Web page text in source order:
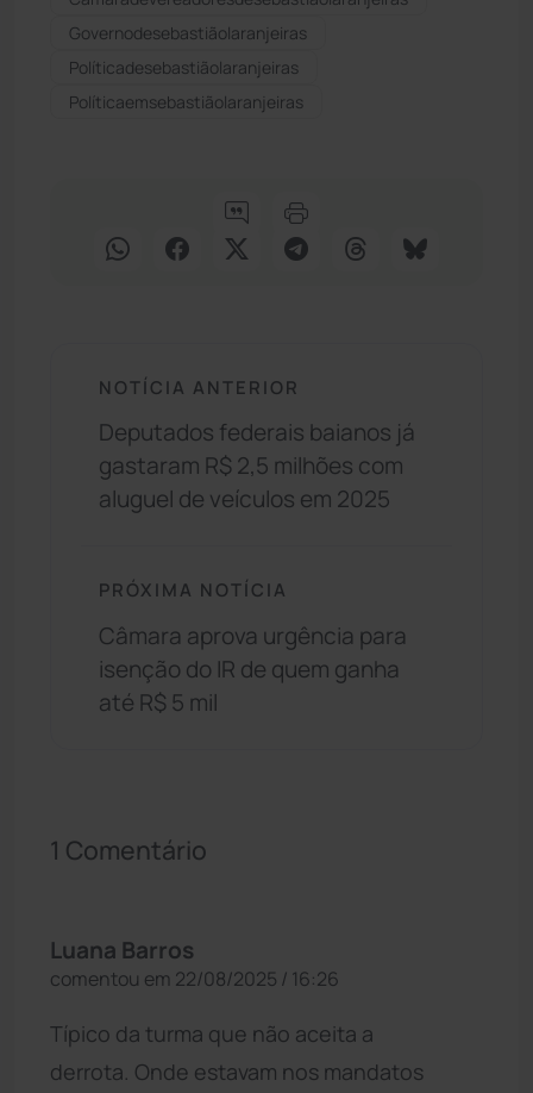
Governodesebastiãolaranjeiras
Políticadesebastiãolaranjeiras
Políticaemsebastiãolaranjeiras
NOTÍCIA ANTERIOR
Deputados federais baianos já
gastaram R$ 2,5 milhões com
aluguel de veículos em 2025
PRÓXIMA NOTÍCIA
Câmara aprova urgência para
isenção do IR de quem ganha
até R$ 5 mil
1 Comentário
Luana Barros
comentou em 22/08/2025 / 16:26
Típico da turma que não aceita a
derrota. Onde estavam nos mandatos